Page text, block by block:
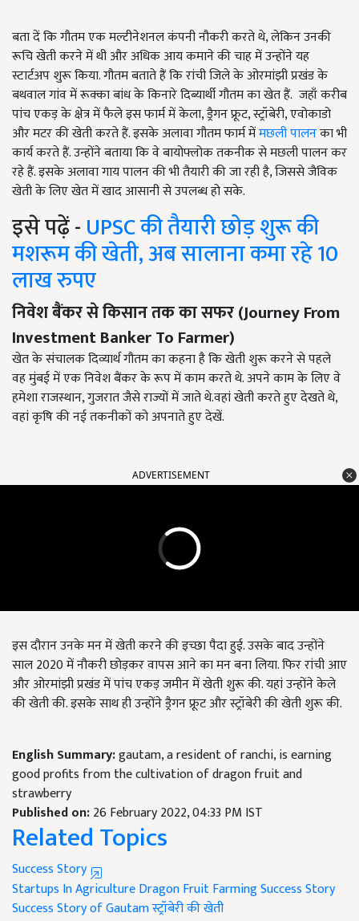
बता दें कि गौतम एक मल्टीनेशनल कंपनी नौकरी करते थे, लेकिन उनकी
रूचि खेती करने में थी और अधिक आय कमाने की चाह में उन्होंने यह
स्टार्टअप शुरू किया. गौतम बताते हैं कि रांची जिले के ओरमांझी प्रखंड के
बथवाल गांव में रूक्का बांध के किनारे दिब्यार्थी गौतम का खेत हैं. जहाँ करीब
पांच एकड़ के क्षेत्र में फैले इस फार्म में केला, ड्रैगन फ्रूट, स्ट्रॉबेरी, एवोकाडो
और मटर की खेती करते हैं. इसके अलावा गौतम फार्म मेंमछली पालनका भी
कार्य करते हैं. उन्होंने बताया कि वे बायोफ्लोक तकनीक से मछली पालन कर
रहे हैं. इसके अलावा गाय पालन की भी तैयारी की जा रही है, जिससे जैविक
खेती के लिए खेत में खाद आसानी से उपलब्ध हो सके.
इसे पढ़ें -UPSC की तैयारी छोड़ शुरू की
मशरूम की खेती, अब सालाना कमा रहे 10
लाख रुपए
निवेश बैंकर से किसान तक का सफर (Journey From
Investment Banker To Farmer)
खेत के संचालक दिव्यार्थ गौतम का कहना है कि खेती शुरू करने से पहले
वह मुंबई में एक निवेश बैंकर के रूप में काम करते थे. अपने काम के लिए वे
हमेशा राजस्थान, गुजरात जैसे राज्यों में जाते थे.वहां खेती करते हुए देखते थे,
वहां कृषि की नई तकनीकों को अपनाते हुए देखें.
ADVERTISEMENT
इस दौरान उनके मन में खेती करने की इच्छा पैदा हुई. उसके बाद उन्होंने
साल 2020 में नौकरी छोड़कर वापस आने का मन बना लिया. फिर रांची आए
और ओरमांझी प्रखंड में पांच एकड़ जमीन में खेती शुरू की. यहां उन्होंने केले
की खेती की. इसके साथ ही उन्होंने ड्रैगन फ्रूट और स्ट्रॉबेरी की खेती शुरू की.
English Summary:gautam, a resident of ranchi, is earning
good profits from the cultivation of dragon fruit and
strawberry
Published on:26 February 2022, 04:33 PM IST
Related Topics
Success Story
Startups In AgricultureDragon Fruit FarmingSuccess Story
Success Story of Gautamस्ट्रॉबेरी की खेती